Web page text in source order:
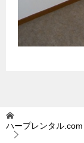
ハープレンタル